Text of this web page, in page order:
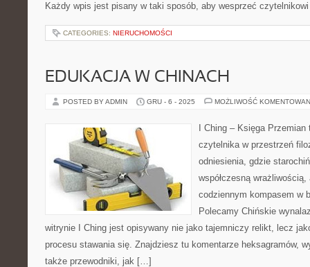
Każdy wpis jest pisany w taki sposób, aby wesprzeć
CATEGORIES: NIERUCHOMOŚCI
EDUKACJA W CHINACH
POSTED BY ADMIN GRU - 6 - 2025 MOŻLIWOŚĆ
I Ching – Księga
czytelnika w przestrzeń
odniesienia, gdzie
współczesną
codziennym kompasem w
Polecamy Chińskie
witrynie I Ching jest opisywany nie jako tajemniczy relikt, lecz
procesu stawania się. Znajdziesz tu komentarze heksagramów,
także przewodniki, jak […]